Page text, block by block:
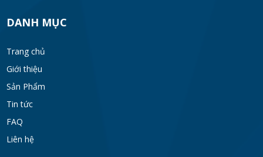
DANH MỤC
Trang chủ
Giới thiệu
Sản Phẩm
Tin tức
FAQ
Liên hệ